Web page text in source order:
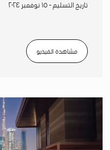
تاريخ التسليم - ١٥ نوفمبر ٢٠٢٤
مشاهدة الفيديو